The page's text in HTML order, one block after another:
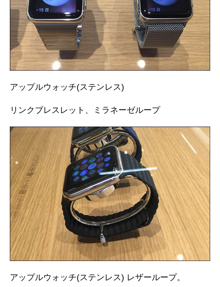
アップルウォッチ(ステンレス)
リンクブレスレット、ミラネーゼループ
アップルウォッチ(ステンレス) レザーループ。